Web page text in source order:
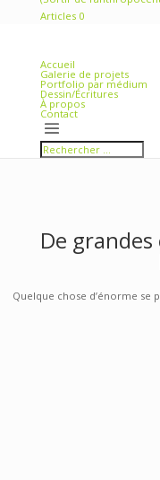
Des Naturé.e.s
La vie est belle
Se faire la belle
Si vilité
Conférence
(Anti)spécisme :
Galerie de projets
Dessin/Écritures